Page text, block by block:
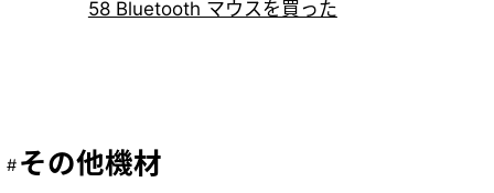
58 Bluetooth マウスを買った
その他機材